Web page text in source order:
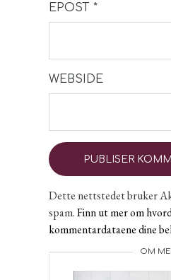
EPOST *
WEBSIDE
Dette nettstedet bruker
spam.Finn ut mer om
kommentardataene dine
OM